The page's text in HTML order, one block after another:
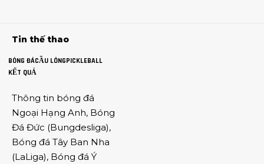
Tin thế thao
BÓNG ĐÁCẦU LÔNGPICKLEBALL
KẾT QUẢ
Thông tin bóng đá
Ngoại Hạng Anh, Bóng
Đá Đức (Bungdesliga),
Bóng đá Tây Ban Nha
(LaLiga), Bóng đá Ý